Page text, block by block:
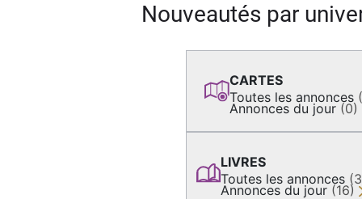
Nouveautés par
CARTES
Toutes les annonces
Annonces du jour (0)
LIVRES
Toutes les annonces
Annonces du jour (16)